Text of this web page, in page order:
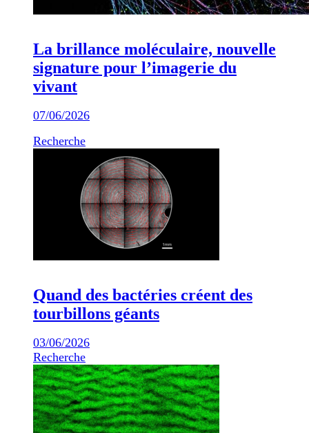
La brillance moléculaire, nouvelle
signature pour l’imagerie du
vivant
07/06/2026
Recherche
Quand des bactéries créent des
tourbillons géants
03/06/2026
Recherche